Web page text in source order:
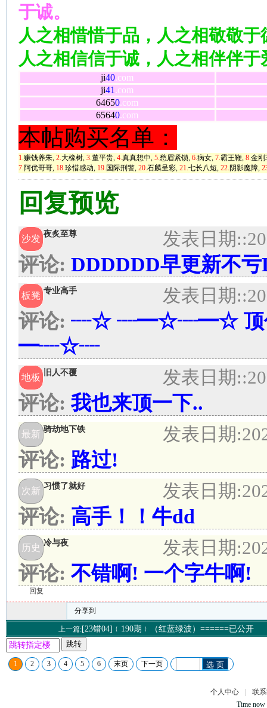
于诚。
人之相惜惜于品，人之相敬敬
人之相信信于诚，人之相伴伴于
ji40.com
ji41 .com
64650.com
65640.com
本帖购买名单：
1.赚钱养朱, 2.大橡树, 3.董平贵, 4.真真想中, 5.愁眉紧锁, 6.病女, 7.霸王鞭, 8.金
7.阿优哥哥, 18.珍惜感动, 19. 国际刑警, 20.石麟呈彩, 21.七长八短, 22. 阴影魔障,
回复预览
沙发 夜炙至尊 发表日期:
评论: DDDDDD早更新不
板凳 专业高手 发表日期:
评论: ┈☆ ┈━☆┈━☆ 顶你
━┈☆┈
地板 旧人不覆 发表日期:
评论: 我也来顶一下..
最新 骑劫地下铁 发表日期:
评论: 路过!
次新 习惯了就好 发表日期:
评论: 高手！！牛dd
历史 冷与夜 发表日期:
评论: 不错啊! 一个字牛啊!
回复
分享到
上一篇:[23错04]﹛190期﹜（红蓝绿波）======已公开
跳转
1 2 3 4 5 6 末页 下一页 选 页
个人中心 |
联
Time now